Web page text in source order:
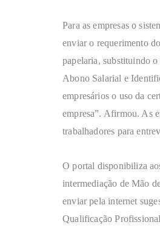
Para as empresas o
enviar o requerimento
papelaria, substituindo
Abono Salarial e
empresários o uso da
empresa”. Afirmou. As
trabalhadores para
O portal disponibiliza
intermediação de Mão
enviar pela internet
Qualificação